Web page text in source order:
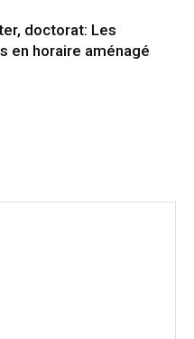
doctorat: Les
en horaire aménagé